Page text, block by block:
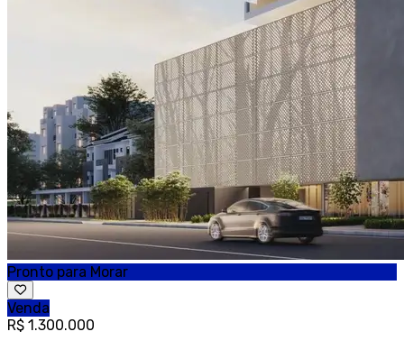
Pronto para Morar
Venda
R$ 1.300.000